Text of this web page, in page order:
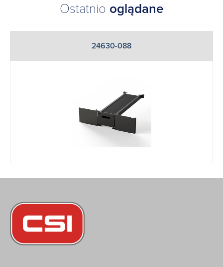
Ostatnio oglądane
24630-088